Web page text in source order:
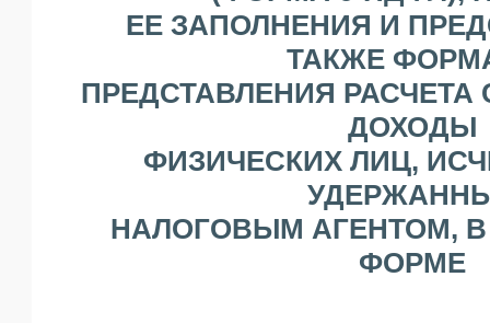
ЕЕ ЗАПОЛНЕНИЯ И
ТАКЖЕ
ПРЕДСТАВЛЕНИЯ
ДОХОДЫ
ФИЗИЧЕСКИХ ЛИЦ,
НАЛОГОВЫМ АГЕНТОМ,
ФОРМЕ